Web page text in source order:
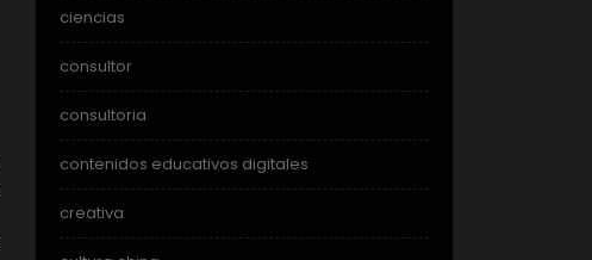
ciencias
consultor
consultoria
contenidos educativos digitales
creativa